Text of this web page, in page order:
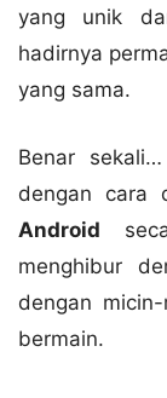
yang unik
hadirnya
yang sama.
Benar
dengan cara
Android
menghibur
dengan
bermain.